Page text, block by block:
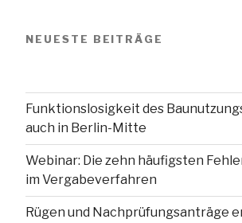
NEUESTE BEITRÄGE
Funktionslosigkeit des
auch in Berlin-Mitte
Webinar: Die zehn häufigsten
im Vergabeverfahren
Rügen und Nachprüfungsanträge